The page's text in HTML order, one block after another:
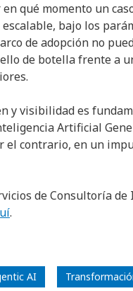
qué momento un
bajo los
de adopción no
de botella frente a
y visibilidad es
Artificial
el contrario, en un
de Consultoría
.
AI